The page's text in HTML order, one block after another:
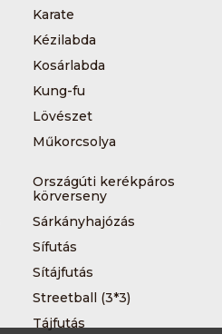
Karate
Kézilabda
Kosárlabda
Kung-fu
Lövészet
Műkorcsolya
Országúti kerékpáros
körverseny
Sárkányhajózás
Sífutás
Sítájfutás
Streetball (3*3)
Tájfutás